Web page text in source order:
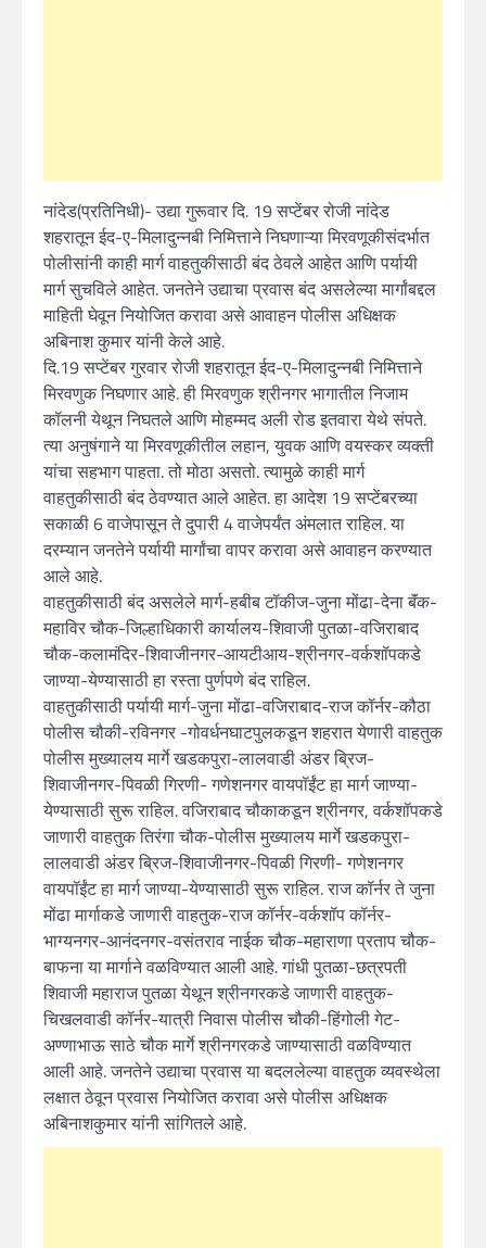
नांदेड(प्रतिनिधी)- उद्या गुरूवार दि. 19 सप्टेंबर रोजी नांदेड
शहरातून ईद-ए-मिलादुन्नबी निमित्ताने निघणाऱ्या मिरवणूकीसंदर्भात
पोलीसांनी काही मार्ग वाहतुकीसाठी बंद ठेवले आहेत आणि पर्यायी
मार्ग सुचविले आहेत. जनतेने उद्याचा प्रवास बंद असलेल्या मार्गांबद्दल
माहिती घेवून नियोजित करावा असे आवाहन पोलीस अधिक्षक
अबिनाश कुमार यांनी केले आहे.
दि.19 सप्टेंबर गुरवार रोजी शहरातून ईद-ए-मिलादुन्नबी निमित्ताने
मिरवणुक निघणार आहे. ही मिरवणुक श्रीनगर भागातील निजाम
कॉलनी येथून निघतले आणि मोहम्मद अली रोड इतवारा येथे संपते.
त्या अनुषंगाने या मिरवणूकीतील लहान, युवक आणि वयस्कर व्यक्ती
यांचा सहभाग पाहता. तो मोठा असतो. त्यामुळे काही मार्ग
वाहतुकीसाठी बंद ठेवण्यात आले आहेत. हा आदेश 19 सप्टेंबरच्या
सकाळी 6 वाजेपासून ते दुपारी 4 वाजेपर्यंत अंमलात राहिल. या
दरम्यान जनतेने पर्यायी मार्गांचा वापर करावा असे आवाहन करण्यात
आले आहे.
वाहतुकीसाठी बंद असलेले मार्ग-हबीब टॉकीज-जुना मोंढा-देना बॅंक-
महाविर चौक-जिल्हाधिकारी कार्यालय-शिवाजी पुतळा-वजिराबाद
चौक-कलामंदिर-शिवाजीनगर-आयटीआय-श्रीनगर-वर्कशॉपकडे
जाण्या-येण्यासाठी हा रस्ता पुर्णपणे बंद राहिल.
वाहतुकीसाठी पर्यायी मार्ग-जुना मोंढा-वजिराबाद-राज कॉर्नर-कौठा
पोलीस चौकी-रविनगर -गोवर्धनघाटपुलकडून शहरात येणारी वाहतुक
पोलीस मुख्यालय मार्गे खडकपुरा-लालवाडी अंडर ब्रिज-
शिवाजीनगर-पिवळी गिरणी- गणेशनगर वायपॉईंट हा मार्ग जाण्या-
येण्यासाठी सुरू राहिल. वजिराबाद चौकाकडून श्रीनगर, वर्कशॉपकडे
जाणारी वाहतुक तिरंगा चौक-पोलीस मुख्यालय मार्गे खडकपुरा-
लालवाडी अंडर ब्रिज-शिवाजीनगर-पिवळी गिरणी- गणेशनगर
वायपॉईंट हा मार्ग जाण्या-येण्यासाठी सुरू राहिल. राज कॉर्नर ते जुना
मोंढा मार्गाकडे जाणारी वाहतुक-राज कॉर्नर-वर्कशॉप कॉर्नर-
भाग्यनगर-आनंदनगर-वसंतराव नाईक चौक-महाराणा प्रताप चौक-
बाफना या मार्गाने वळविण्यात आली आहे. गांधी पुतळा-छत्रपती
शिवाजी महाराज पुतळा येथून श्रीनगरकडे जाणारी वाहतुक-
चिखलवाडी कॉर्नर-यात्री निवास पोलीस चौकी-हिंगोली गेट-
अण्णाभाऊ साठे चौक मार्गे श्रीनगरकडे जाण्यासाठी वळविण्यात
आली आहे. जनतेने उद्याचा प्रवास या बदललेल्या वाहतुक व्यवस्थेला
लक्षात ठेवून प्रवास नियोजित करावा असे पोलीस अधिक्षक
अबिनाशकुमार यांनी सांगितले आहे.